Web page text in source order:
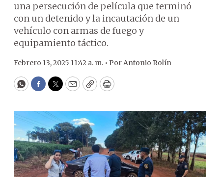
una persecución de película que terminó
con un detenido y la incautación de un
vehículo con armas de fuego y
equipamiento táctico.
Febrero 13, 2025 11:42 a. m. • PorAntonio Rolín
WhatsApp
Facebook
Twitter
EmailCopyPrint